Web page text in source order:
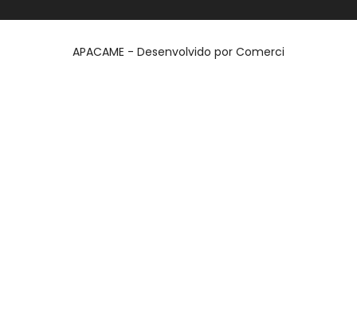
APACAME - Desenvolvido por Comerci